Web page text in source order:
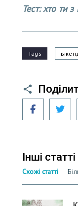
Тест: хто ти
Tags
Facebook
Інші статті
Схожі статті